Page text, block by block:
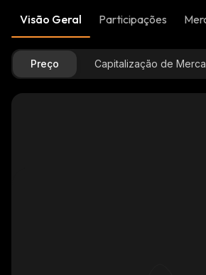
Visão Geral Participações
Preço Capitalização de